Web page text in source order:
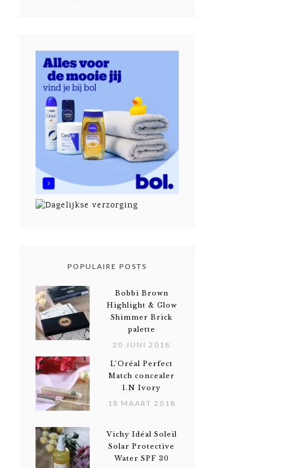
POPULAIRE POSTS
Bobbi Brown
Highlight & Glow
Shimmer Brick
palette
20 JUNI 2018
L’Oréal Perfect
Match concealer
1.N Ivory
18 MAART 2018
Vichy Idéal Soleil
Solar Protective
Water SPF 30